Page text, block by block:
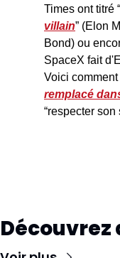
Times ont titré “
villain” (Elon
Bond) ou
SpaceX fait
Voici comment
remplacé
“respecter
Découvrez